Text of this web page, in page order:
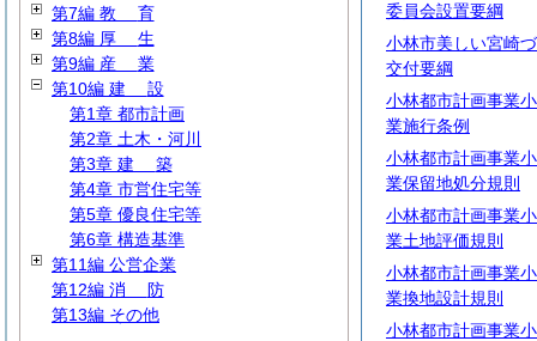
委員会設置要綱
小林市美しい宮崎
交付要綱
小林都市計画事業
業施行条例
小林都市計画事業
業保留地処分規則
小林都市計画事業
業土地評価規則
小林都市計画事業
業換地設計規則
小林都市計画事業
第7編 教 育
第8編 厚 生
第9編 産 業
第10編 建 設
第1章 都市計画
第2章 土木・河川
第3章 建 築
第4章 市営住宅等
第5章 優良住宅等
第6章 構造基準
第11編 公営企業
第12編 消 防
第13編 その他